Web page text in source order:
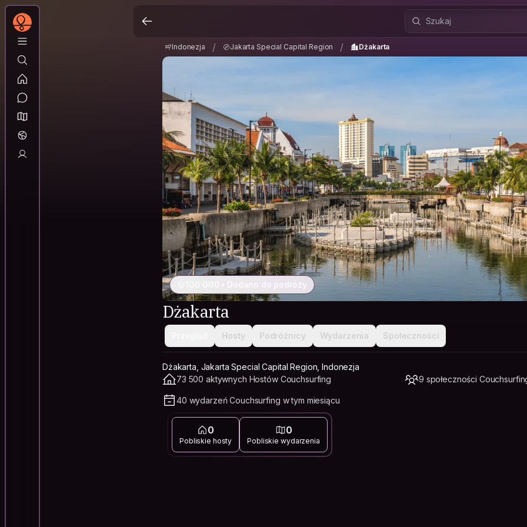
Dżakarta
Indonezja / Jakarta Special Capital Region / Dżakarta
100 000+ Dodano do podróży
Dżakarta
Hosty Podróżnicy Wydarzenia Społeczności
Dżakarta, Jakarta Special Capital Region, Indonezja
73 500 aktywnych Hostów Couchsurfing
9 społeczności
40 wydarzeń Couchsurfing w tym miesiącu
0
Pobliskie hosty
0
Pobliskie wydarzenia